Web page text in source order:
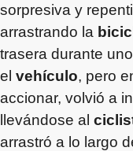
sorpresiva y
arrastrando la
trasera durante
el vehículo, pero
accionar, volvió a
llevándose al
arrastró a lo largo